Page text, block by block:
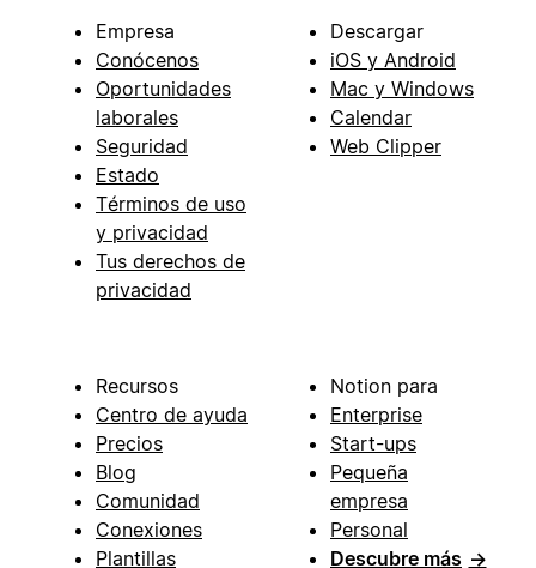
Empresa
Conócenos
Oportunidades
laborales
Seguridad
Estado
Términos de uso
y privacidad
Tus derechos de
privacidad
Descargar
iOS y Android
Mac y Windows
Calendar
Web Clipper
Recursos
Centro de ayuda
Precios
Blog
Comunidad
Conexiones
Plantillas
Notion para
Enterprise
Start-ups
Pequeña
empresa
Personal
Descubre más →